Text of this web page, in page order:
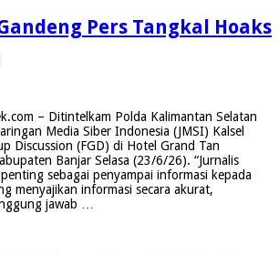
Pers Tangkal Hoaks
– Ditintelkam Polda Kalimantan Selatan
Media Siber Indonesia (JMSI) Kalsel
Discussion (FGD) di Hotel Grand Tan
Banjar Selasa (23/6/26). “Jurnalis
sebagai penyampai informasi kepada
menyajikan informasi secara akurat,
jawab …